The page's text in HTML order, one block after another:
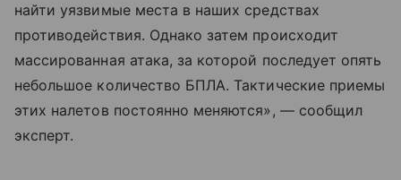
найти уязвимые места в наших средствах
противодействия. Однако затем происходит
массированная атака, за которой последует опять
небольшое количество БПЛА. Тактические приемы
этих налетов постоянно меняются», — сообщил
эксперт.